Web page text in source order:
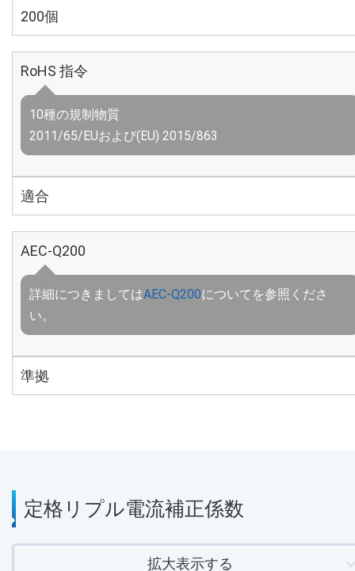
200個
RoHS 指令
10種の規制物質
2011/65/EUおよび(EU) 2015/863
適合
AEC-Q200
詳細につきましてはAEC-Q200についてを参照くださ
い。
準拠
定格リプル電流補正係数
拡大表示する